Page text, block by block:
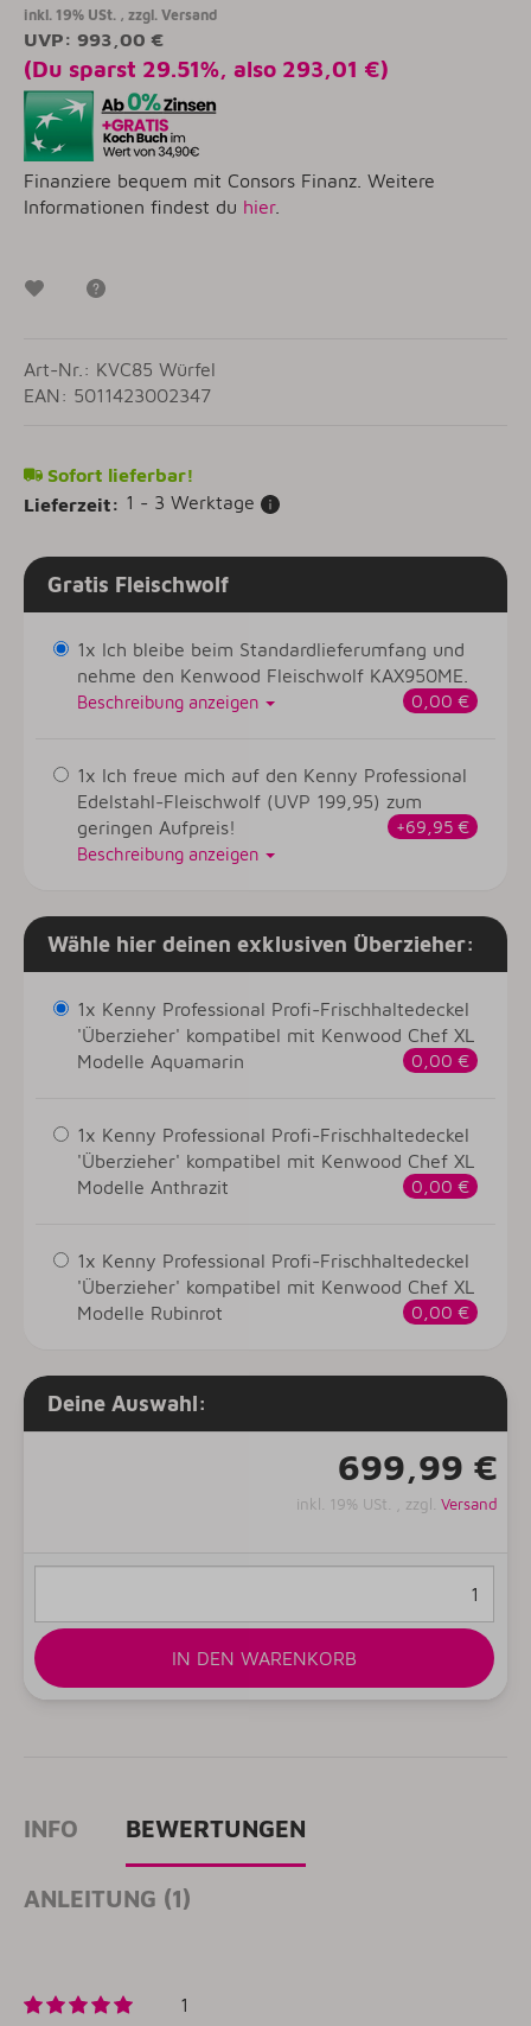
inkl. 19% USt. , zzgl. Versand
UVP: 993,00 €
(Du sparst 29.51%, also 293,01 €)
Finanziere bequem mit Consors Finanz. Weitere
Informationen findest du hier.
Art-Nr.: KVC85 Würfel
EAN: 5011423002347
Sofort lieferbar!
Lieferzeit: 1 - 3 Werktage
Wunschzettel
Gratis Fleischwolf
1x Ich bleibe beim Standardlieferumfang und
nehme den Kenwood Fleischwolf KAX950ME.
0,00 €
Beschreibung anzeigen
1x Ich freue mich auf den Kenny Professional
Edelstahl-Fleischwolf (UVP 199,95) zum
geringen Aufpreis!
+69,95 €
Beschreibung anzeigen
Wähle hier deinen exklusiven Überzieher:
1x Kenny Professional Profi-Frischhaltedeckel
'Überzieher' kompatibel mit Kenwood Chef XL
Modelle Aquamarin
0,00 €
1x Kenny Professional Profi-Frischhaltedeckel
'Überzieher' kompatibel mit Kenwood Chef XL
Modelle Anthrazit
0,00 €
1x Kenny Professional Profi-Frischhaltedeckel
'Überzieher' kompatibel mit Kenwood Chef XL
Modelle Rubinrot
0,00 €
Deine Auswahl:
699,99 €
inkl. 19% USt. , zzgl. Versand
IN DEN WARENKORB
INFO BEWERTUNGEN
ANLEITUNG (1)
1